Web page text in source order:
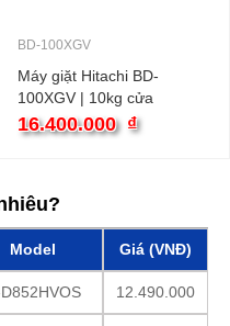
BD-100XGV
Máy giặt Hitachi BD-
100XGV | 10kg cửa
ngang
16.400.000 ₫
Model Giá (VNĐ)
12.490.000